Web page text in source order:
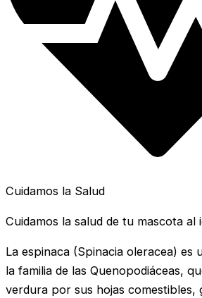
Cuidamos la Salud
Cuidamos la salud de tu mascota al
La espinaca (Spinacia oleracea) es
la familia de las Quenopodiáceas,
verdura por sus hojas comestibles,